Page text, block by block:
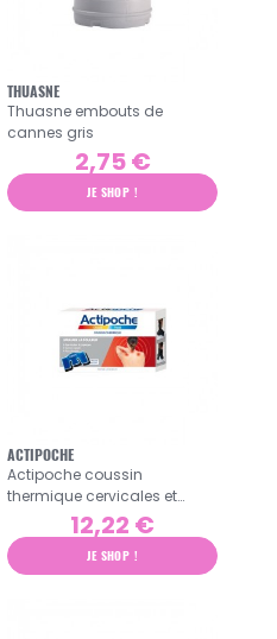
THUASNE
Thuasne embouts de
cannes gris
2,75 €
JE SHOP !
ACTIPOCHE
Actipoche coussin
thermique cervicales et
trapèzes format 24x40cm
12,22 €
JE SHOP !